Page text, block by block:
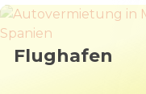
Flughafen